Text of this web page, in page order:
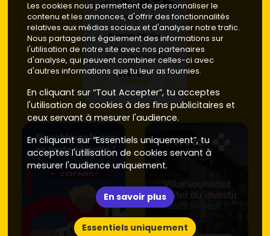
Les cookies nous permettent de personnaliser le
contenu et les annonces, d'offrir des fonctionnalités
relatives aux médias sociaux et d'analyser notre trafic.
Nous partageons également des informations sur
l'utilisation de notre site avec nos partenaires
d'analyse, qui peuvent combiner celles-ci avec
d'autres informations que tu leur as fournies.
En cliquant sur “Tout Accepter”, tu acceptes
l'utilisation de cookies à des fins publicitaires et
ceux servant à mesurer l'audience.
En cliquant sur “Essentiels uniquement”, tu
acceptes l'utilisation de cookies servant à
mesurer l'audience uniquement.
En savoir plus
Essentiels uniquement